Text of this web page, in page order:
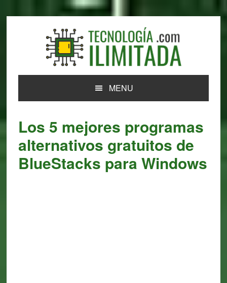
MENU
Los 5 mejores programas
alternativos gratuitos de
BlueStacks para Windows